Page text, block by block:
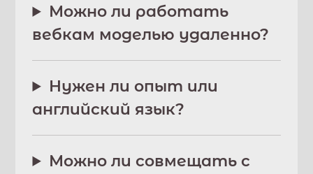
Можно ли работать
вебкам моделью удаленно?
Нужен ли опыт или
английский язык?
Можно ли совмещать с